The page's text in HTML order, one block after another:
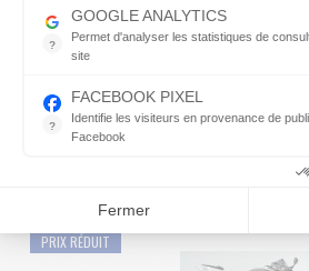
POT D'ÉCHAPPEMENT SHARK
carbone BMW S1000R look racing tout
à partir de 427,49 €
PRIX RÉDUIT
?
GOOGLE ANALYTICS
Permet d'analyser les statistiques de
site
?
FACEBOOK PIXEL
Identifie les visiteurs en provenance de
Facebook
Fermer